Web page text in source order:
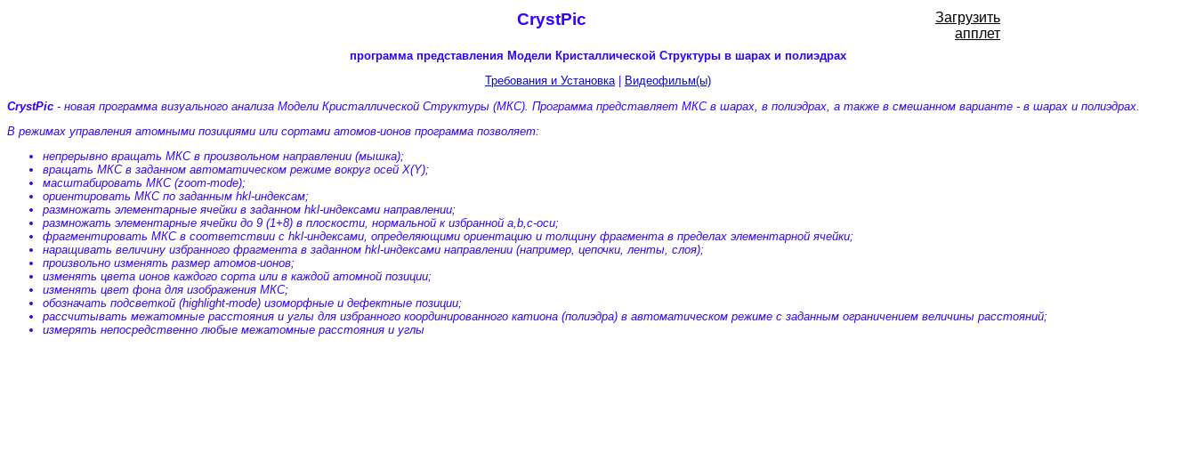
CrystPic
Загрузить
апплет
программа представления Модели Кристаллической Структуры в шарах и полиэдрах
Требования и Установка|
Видеофильм(ы)
CrystPic - новая программа визуального анализа Модели Кристаллической Структуры (МКС). Программа представляет МКС в шарах, в полиэдрах, а также в смешанном варианте - в шарах и полиэдрах.
В режимах управления атомными позициями или сортами атомов-ионов программа позволяет:
непрерывно вращать МКС в произвольном направлении (мышка);
вращать МКС в заданном автоматическом режиме вокруг осей X(Y);
масштабировать МКС (zoom-mode);
ориентировать МКС по заданным hkl-индексам;
размножать элементарные ячейки в заданном hkl-индексами направлении;
размножать элементарные ячейки до 9 (1+8) в плоскости, нормальной к избранной a,b,c-оси;
фрагментировать МКС в соответствии с hkl-индексами, определяющими ориентацию и толщину фрагмента в пределах элементарной ячейки;
наращивать величину избранного фрагмента в заданном hkl-индексами направлении (например, цепочки, ленты, слоя);
произвольно изменять размер атомов-ионов;
изменять цвета ионов каждого сорта или в каждой атомной позиции;
изменять цвет фона для изображения МКС;
обозначать подсветкой (highlight-mode) изоморфные и дефектные позиции;
рассчитывать межатомные расстояния и углы для избранного координированного катиона (полиэдра) в автоматическом режиме с заданным ограничением величины расстояний;
измерять непосредственно любые межатомные расстояния и углы